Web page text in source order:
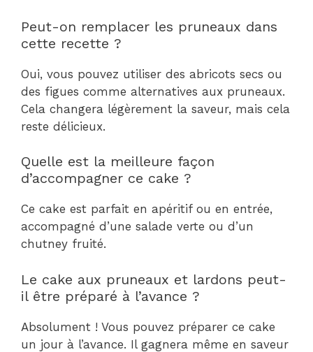
Peut-on remplacer les pruneaux dans
cette recette ?
Oui, vous pouvez utiliser des abricots secs ou
des figues comme alternatives aux pruneaux.
Cela changera légèrement la saveur, mais cela
reste délicieux.
Quelle est la meilleure façon
d’accompagner ce cake ?
Ce cake est parfait en apéritif ou en entrée,
accompagné d’une salade verte ou d’un
chutney fruité.
Le cake aux pruneaux et lardons peut-
il être préparé à l’avance ?
Absolument ! Vous pouvez préparer ce cake
un jour à l’avance. Il gagnera même en saveur